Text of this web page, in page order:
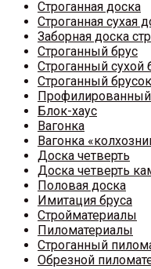
Строганная доска
Строганная сухая
Заборная доска
Строганный брус
Строганный сухой
Строганный брусок
Профилированный
Блок-хаус
Вагонка
Вагонка
Доска четверть
Доска четверть
Половая доска
Имитация бруса
Стройматериалы
Пиломатериалы
Строганный
Обрезной